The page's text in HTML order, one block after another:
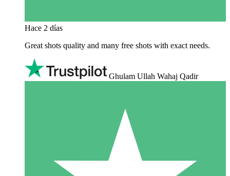
Hace 2 días
Great shots quality and many free shots with exact needs.
Ghulam Ullah Wahaj Qadir